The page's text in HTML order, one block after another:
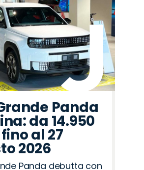
Panda
da 14.950
al 27
2026
Panda debutta con